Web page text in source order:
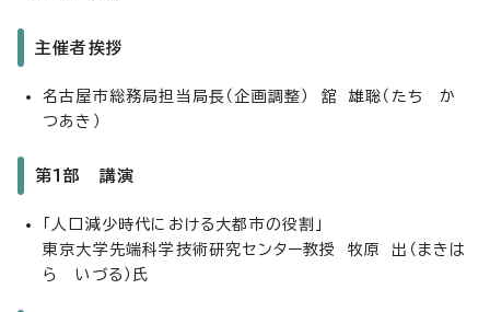
主催者挨拶
名古屋市総務局担当局長（企画調整） 舘 雄聡（たち か
つあき）
第1部 講演
「人口減少時代における大都市の役割」
東京大学先端科学技術研究センター教授 牧原 出（まきは
ら いづる）氏